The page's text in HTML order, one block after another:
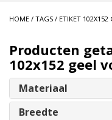
HOME / TAGS / ETIKET 102X152
Producten
102x152 geel
Materiaal
Breedte